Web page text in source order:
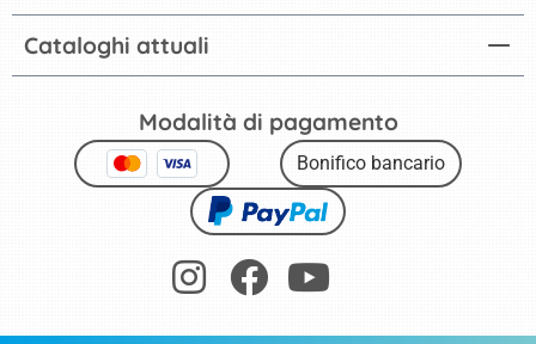
Cataloghi attuali
Modalità di pagamento
Bonifico bancario